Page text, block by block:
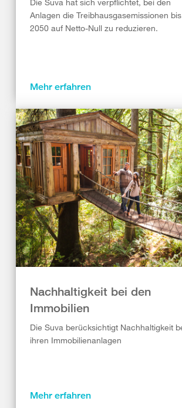
Die Suva hat sich verpflichtet, bei den
Anlagen die Treibhausgasemissionen bis
2050 auf Netto-Null zu reduzieren.
Mehr erfahren
Nachhaltigkeit bei den
Immobilien
Die Suva berücksichtigt Nachhaltigkeit
ihren Immobilienanlagen
Mehr erfahren